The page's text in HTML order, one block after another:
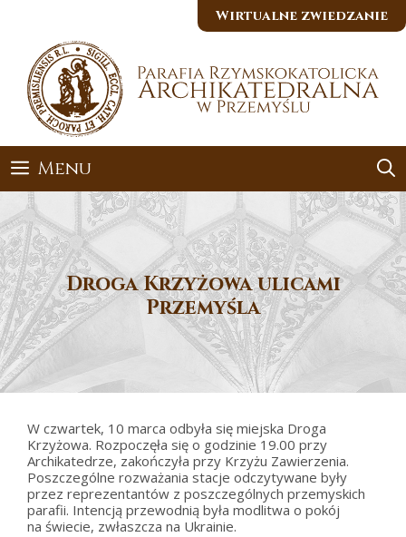
Wirtualne zwiedzanie
Menu
Droga Krzyżowa ulicami
Przemyśla
W czwartek, 10 marca odbyła się miejska Droga
Krzyżowa. Rozpoczęła się o godzinie 19.00 przy
Archikatedrze, zakończyła przy Krzyżu Zawierzenia.
Poszczególne rozważania stacje odczytywane były
przez reprezentantów z poszczególnych przemyskich
parafii. Intencją przewodnią była modlitwa o pokój
na świecie, zwłaszcza na Ukrainie.